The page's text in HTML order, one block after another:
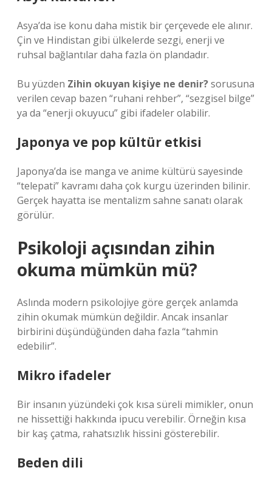
Asya’da ise konu daha mistik bir çerçevede ele alınır.
Çin ve Hindistan gibi ülkelerde sezgi, enerji ve
ruhsal bağlantılar daha fazla ön plandadır.
Bu yüzden Zihin okuyan kişiye ne denir?sorusuna
verilen cevap bazen “ruhani rehber”, “sezgisel bilge”
ya da “enerji okuyucu” gibi ifadeler olabilir.
Japonya ve pop kültür etkisi
Japonya’da ise manga ve anime kültürü sayesinde
“telepati” kavramı daha çok kurgu üzerinden bilinir.
Gerçek hayatta ise mentalizm sahne sanatı olarak
görülür.
Psikoloji açısından zihin
okuma mümkün mü?
Aslında modern psikolojiye göre gerçek anlamda
zihin okumak mümkün değildir. Ancak insanlar
birbirini düşündüğünden daha fazla “tahmin
edebilir”.
Mikro ifadeler
Bir insanın yüzündeki çok kısa süreli mimikler, onun
ne hissettiği hakkında ipucu verebilir. Örneğin kısa
bir kaş çatma, rahatsızlık hissini gösterebilir.
Beden dili